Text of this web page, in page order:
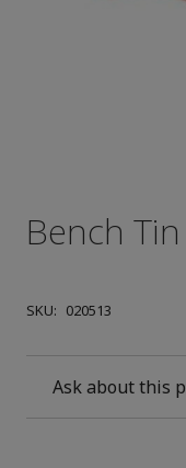
Bench
SKU: 020513
Ask about this